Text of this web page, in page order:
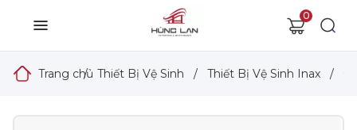
0
Trang chủ
/ Thiết Bị Vệ Sinh / Thiết Bị Vệ Sinh Inax /